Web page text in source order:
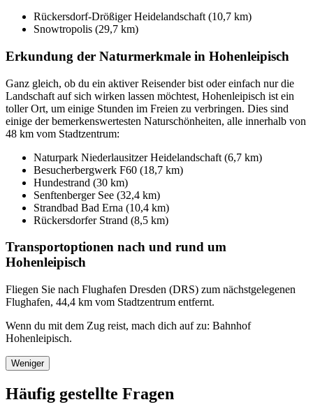
Rückersdorf-Drößiger Heidelandschaft (10,7 km)
Snowtropolis (29,7 km)
Erkundung der Naturmerkmale in Hohenleipisch
Ganz gleich, ob du ein aktiver Reisender bist oder einfach nur die
Landschaft auf sich wirken lassen möchtest, Hohenleipisch ist ein
toller Ort, um einige Stunden im Freien zu verbringen. Dies sind
einige der bemerkenswertesten Naturschönheiten, alle innerhalb von
48 km vom Stadtzentrum:
Naturpark Niederlausitzer Heidelandschaft (6,7 km)
Besucherbergwerk F60 (18,7 km)
Hundestrand (30 km)
Senftenberger See (32,4 km)
Strandbad Bad Erna (10,4 km)
Rückersdorfer Strand (8,5 km)
Transportoptionen nach und rund um
Hohenleipisch
Fliegen Sie nach Flughafen Dresden (DRS) zum nächstgelegenen
Flughafen, 44,4 km vom Stadtzentrum entfernt.
Wenn du mit dem Zug reist, mach dich auf zu: Bahnhof
Hohenleipisch.
Weniger
Häufig gestellte Fragen